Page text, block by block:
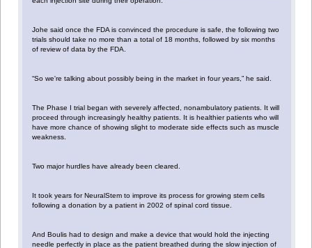
Johe said once the FDA is convinced the procedure is safe, the following two
trials should take no more than a total of 18 months, followed by six months
of review of data by the FDA.
“So we're talking about possibly being in the market in four years,” he said.
The Phase I trial began with severely affected, nonambulatory patients. It will
proceed through increasingly healthy patients. It is healthier patients who will
have more chance of showing slight to moderate side effects such as muscle
weakness.
Two major hurdles have already been cleared.
It took years for NeuralStem to improve its process for growing stem cells
following a donation by a patient in 2002 of spinal cord tissue.
And Boulis had to design and make a device that would hold the injecting
needle perfectly in place as the patient breathed during the slow injection of